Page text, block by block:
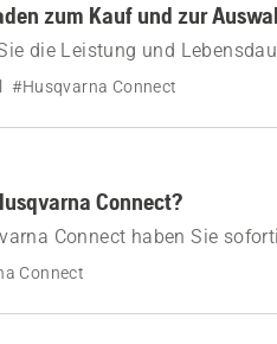
zum Kauf und zur
die Leistung und
wo Sie diese erwerben
#Husqvarna Connect
Connect?
Connect haben Sie
Ihren Husqvarna Geräten
Connect